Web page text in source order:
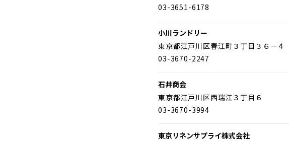
03-3651-6178
小川ランドリー
東京都江戸川区春江町３丁目３６－４
03-3670-2247
石井商会
東京都江戸川区西瑞江３丁目６
03-3670-3994
東京リネンサプライ株式会社